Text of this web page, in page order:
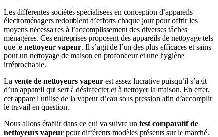
Les différentes sociétés spécialisées en conception d’appareils
électroménagers redoublent d’efforts chaque jour pour offrir les
moyens nécessaires à l’accomplissement des diverses tâches
ménagères. Ces entreprises proposent des appareils de nettoyage tels
que le nettoyeur vapeur. Il s’agit de l’un des plus efficaces et sains
pour un nettoyage de maison en profondeur et une hygiène
irréprochable.
La vente de nettoyeurs vapeur est assez lucrative puisqu’il s’agit
d’un appareil qui sert à désinfecter et à nettoyer la maison. En effet,
cet appareil utilise de la vapeur d’eau sous pression afin d’accomplir
le travail en question.
Nous allons établir dans ce qui va suivre un test comparatif de
nettoyeurs vapeur pour différents modèles présents sur le marché.